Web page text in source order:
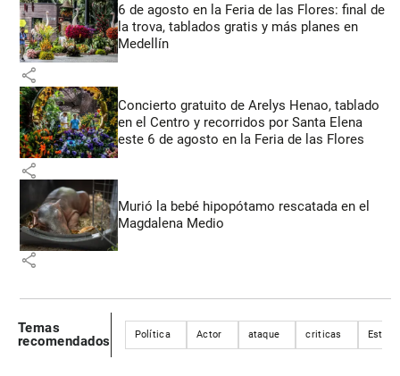
6 de agosto en la Feria de las Flores: final de
la trova, tablados gratis y más planes en
Medellín
share
Concierto gratuito de Arelys Henao, tablado
en el Centro y recorridos por Santa Elena
este 6 de agosto en la Feria de las Flores
share
Murió la bebé hipopótamo rescatada en el
Magdalena Medio
share
Temas
recomendados
Política Actor ataque criticas